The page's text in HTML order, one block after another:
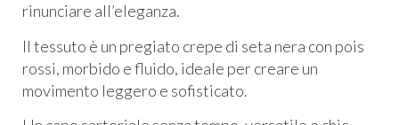
rinunciare all’eleganza.
Il tessuto è un pregiato crepe di seta nera con pois
rossi, morbido e fluido, ideale per creare un
movimento leggero e sofisticato.